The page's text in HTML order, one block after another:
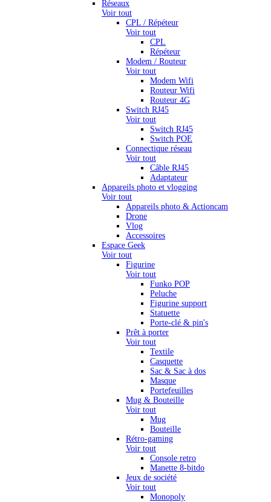
Réseaux
Voir tout
CPL / Répéteur
Voir tout
CPL
Répéteur
Modem / Routeur
Voir tout
Modem Wifi
Routeur Wifi
Routeur 4G
Switch RJ45
Voir tout
Switch RJ45
Switch POE
Connectique réseau
Voir tout
Câble RJ45
Adaptateur
Appareils photo et vlogging
Voir tout
Appareils photo & Actioncam
Drone
Vlog
Accessoires
Espace Geek
Voir tout
Figurine
Voir tout
Funko POP
Peluche
Figurine support
Statuette
Porte-clé & pin's
Prêt à porter
Voir tout
Textile
Casquette
Sac & Sac à dos
Masque
Portefeuilles
Mug & Bouteille
Voir tout
Mug
Bouteille
Rétro-gaming
Voir tout
Console retro
Manette 8-bitdo
Jeux de société
Voir tout
Monopoly